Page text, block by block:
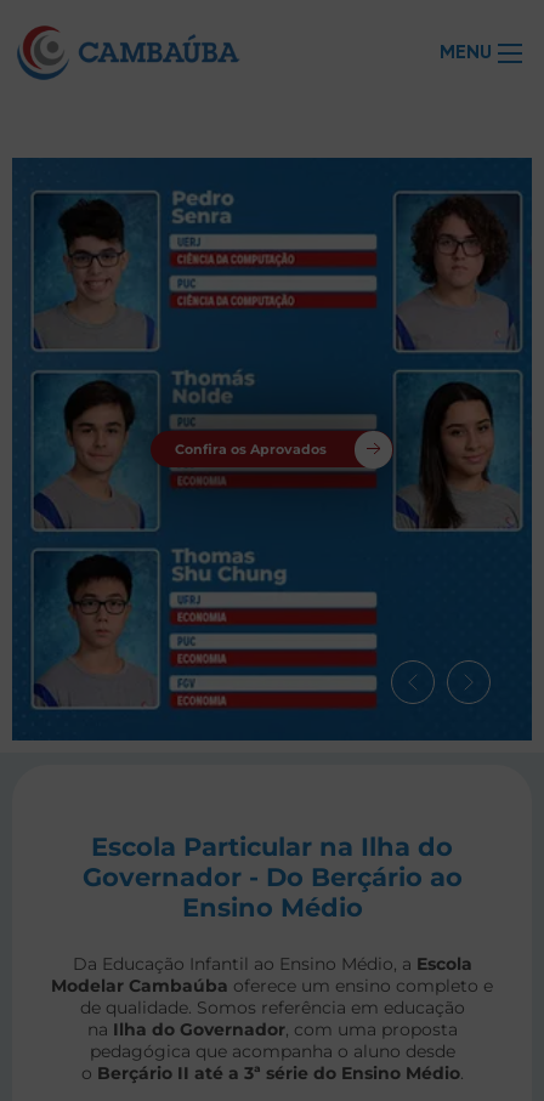
Confira os Aprovados
Escola Particular na Ilha do
Governador - Do Berçário ao
Ensino Médio
Da Educação Infantil ao Ensino Médio, a Escola
Modelar Cambaúba oferece um ensino completo e
de qualidade. Somos referência em educação
na Ilha do Governador, com uma proposta
pedagógica que acompanha o aluno desde
o Berçário II até a 3ª série do Ensino Médio.
MENU